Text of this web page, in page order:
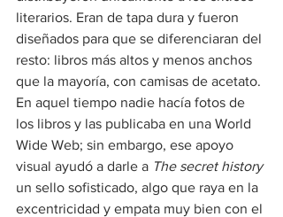
literarios. Eran de tapa dura y fueron
diseñados para que se diferenciaran del
resto: libros más altos y menos anchos
que la mayoría, con camisas de acetato.
En aquel tiempo nadie hacía fotos de
los libros y las publicaba en una World
Wide Web; sin embargo, ese apoyo
visual ayudó a darle a The secret history
un sello sofisticado, algo que raya en la
excentricidad y empata muy bien con el